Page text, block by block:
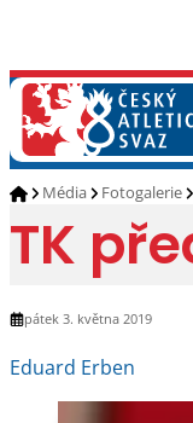
Média Fotogalerie
TK
pátek 3. května 2019
Eduard Erben